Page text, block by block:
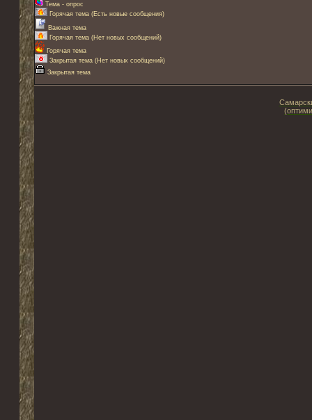
Тема - опрос
Горячая тема (Есть новые сообщения)
Важная тема
Горячая тема (Нет новых сообщений)
Горячая тема
Закрытая тема (Нет новых сообщений)
Закрытая тема